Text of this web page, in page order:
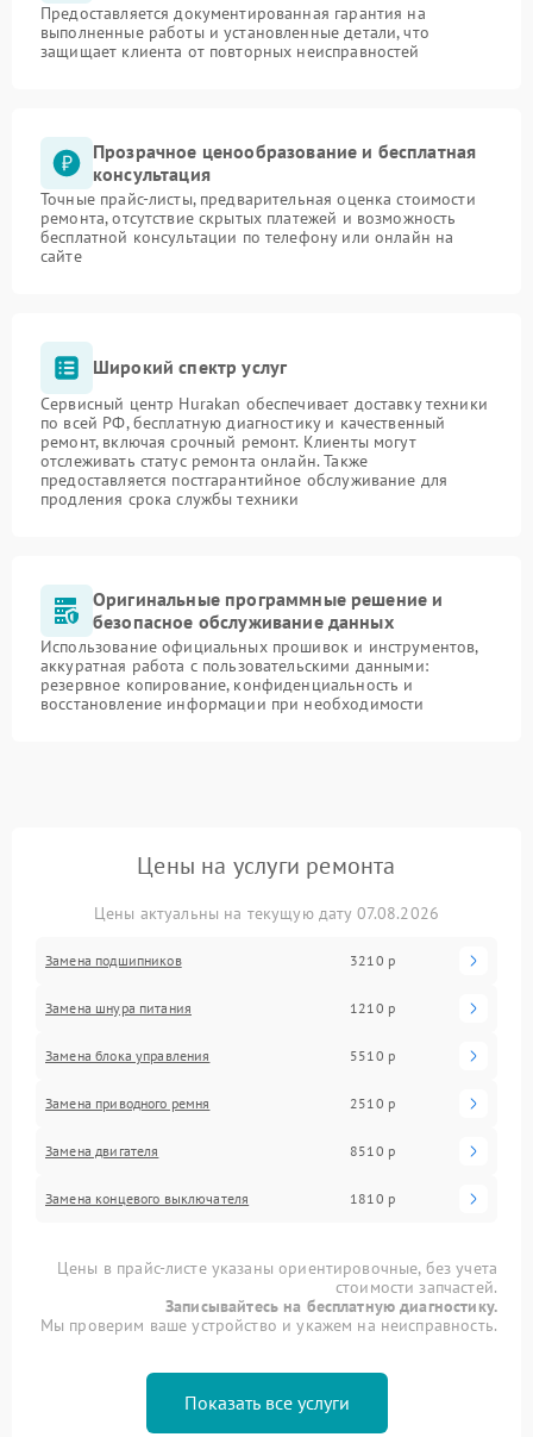
Предоставляется документированная гарантия на
выполненные работы и установленные детали, что
защищает клиента от повторных неисправностей
Прозрачное ценообразование и бесплатная
консультация
Точные прайс-листы, предварительная оценка стоимости
ремонта, отсутствие скрытых платежей и возможность
бесплатной консультации по телефону или онлайн на
сайте
Широкий спектр услуг
Сервисный центр Hurakan обеспечивает доставку техники
по всей РФ, бесплатную диагностику и качественный
ремонт, включая срочный ремонт. Клиенты могут
отслеживать статус ремонта онлайн. Также
предоставляется постгарантийное обслуживание для
продления срока службы техники
Оригинальные программные решение и
безопасное обслуживание данных
Использование официальных прошивок и инструментов,
аккуратная работа с пользовательскими данными:
резервное копирование, конфиденциальность и
восстановление информации при необходимости
Цены на услуги ремонта
Цены актуальны на текущую дату 07.08.2026
Замена подшипников 3210 р
Замена шнура питания 1210 р
Замена блока управления 5510 р
Замена приводного ремня 2510 р
Замена двигателя 8510 р
Замена концевого выключателя 1810 р
Цены в прайс-листе указаны ориентировочные, без учета
стоимости запчастей.
Записывайтесь на бесплатную диагностику.
Мы проверим ваше устройство и укажем на неисправность.
Показать все услуги